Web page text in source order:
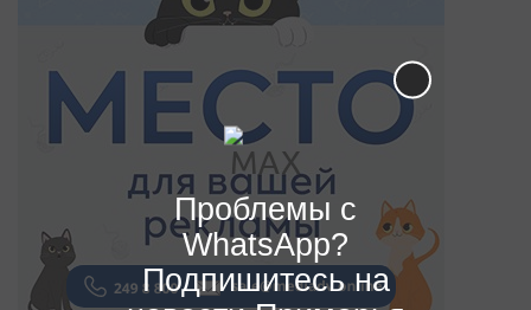
Проблемы с
WhatsApp?
Подпишитесь на